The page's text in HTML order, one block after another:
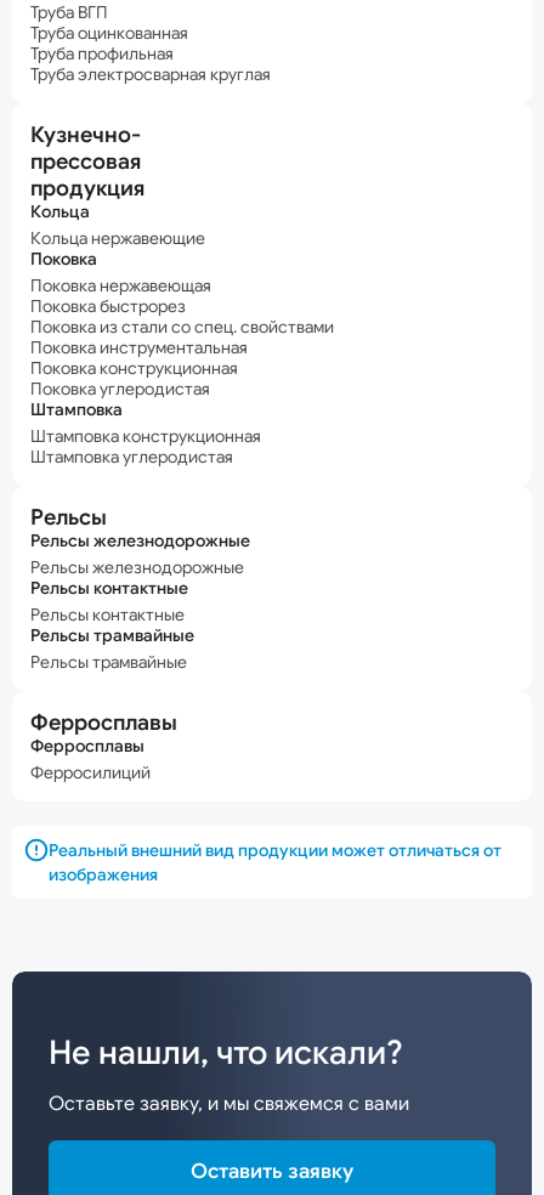
Труба ВГП
Труба оцинкованная
Труба профильная
Труба электросварная круглая
Кузнечно-
прессовая
продукция
Кольца
Кольца нержавеющие
Поковка
Поковка нержавеющая
Поковка быстрорез
Поковка из стали со спец. свойствами
Поковка инструментальная
Поковка конструкционная
Поковка углеродистая
Штамповка
Штамповка конструкционная
Штамповка углеродистая
Рельсы
Рельсы железнодорожные
Рельсы железнодорожные
Рельсы контактные
Рельсы контактные
Рельсы трамвайные
Рельсы трамвайные
Ферросплавы
Ферросплавы
Ферросилиций
Реальный внешний вид продукции может отличаться от
изображения
Не нашли, что искали?
Оставьте заявку, и мы свяжемся с вами
Оставить заявку